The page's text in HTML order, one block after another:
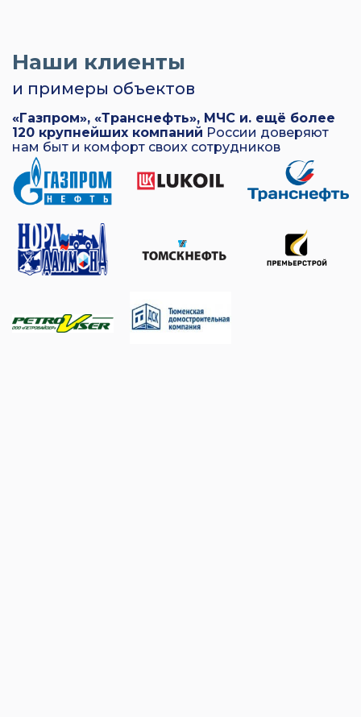
Наши клиенты
и примеры объектов
«Газпром», «Транснефть», МЧС и. ещё более
120 крупнейших компаний России доверяют
нам быт и комфорт своих сотрудников